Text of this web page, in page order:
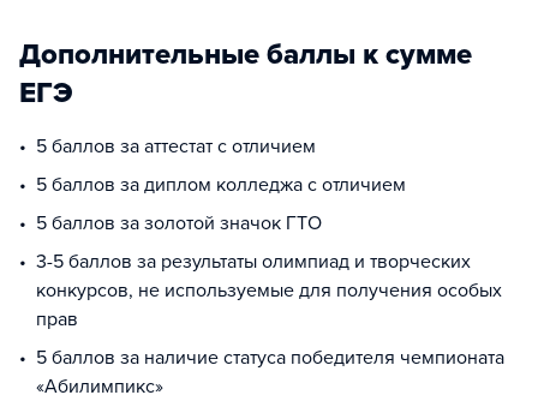
Дополнительные баллы к сумме
ЕГЭ
5 баллов за аттестат с отличием
5 баллов за диплом колледжа с отличием
5 баллов за золотой значок ГТО
3-5 баллов за результаты олимпиад и творческих
конкурсов, не используемые для получения особых
прав
5 баллов за наличие статуса победителя чемпионата
«Абилимпикс»